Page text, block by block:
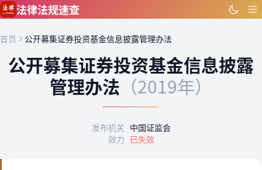
跳到主要内容
法律法规速查
首页 公开募集证券投资基金信息披露管理办法
公开募集证券投资基金信息披露
管理办法 （2019年）
发布机关 中国证监会
效力 已失效